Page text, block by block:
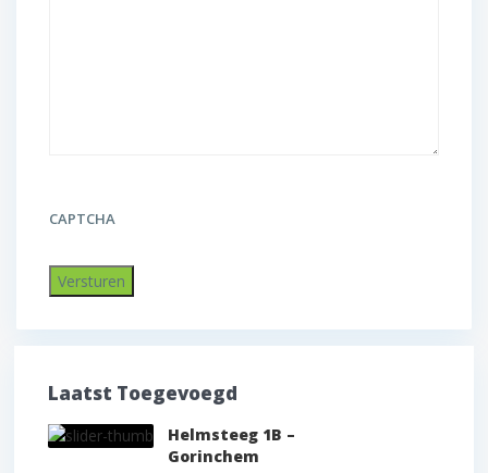
CAPTCHA
Laatst Toegevoegd
Helmsteeg 1B –
Gorinchem